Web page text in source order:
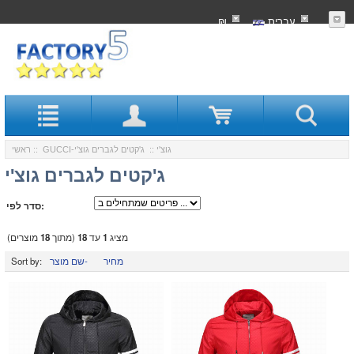
עִברִית ₪
ראשי :: GUCCI-גוצ'י :: ג'קטים לגברים גוצ'י
ג'קטים לגברים גוצ'י
סדר לפי:
מציג 1עד18 (מתוך18מוצרים)
Sort by:
שם מוצר- מחיר